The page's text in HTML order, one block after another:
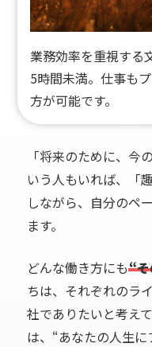
業務効率を重視する
5時間未満。仕事も
方が可能です。
「将来のために、今
いう人もいれば、
「
しながら、自分のペ
ます。
どんな働き方にも“
ちは、それぞれのラ
社でありたいと考えて
は、“あなたの人生に